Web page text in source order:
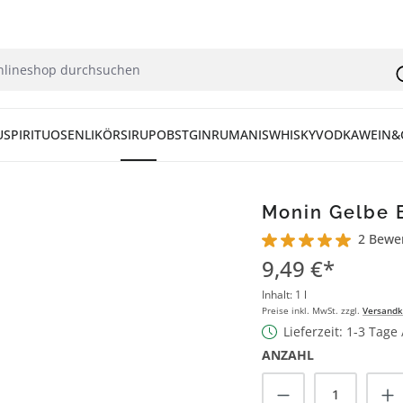
SPIRITUOSENLIKÖRSIRUPOBSTGINRUMANISWHISKYVODKA
Monin Gelbe
Durchschnittliche
2
9,49 €*
Inhalt: 1 l
Preise inkl. MwSt. zzgl.
Lieferzeit: 1-3
ANZAHL
Produkt